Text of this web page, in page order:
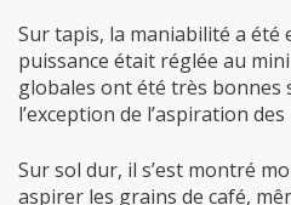
Sur tapis, la maniabilité a été
puissance était réglée au
globales ont été très bonnes
l’exception de l’aspiration
Sur sol dur, il s’est montré
aspirer les grains de café,